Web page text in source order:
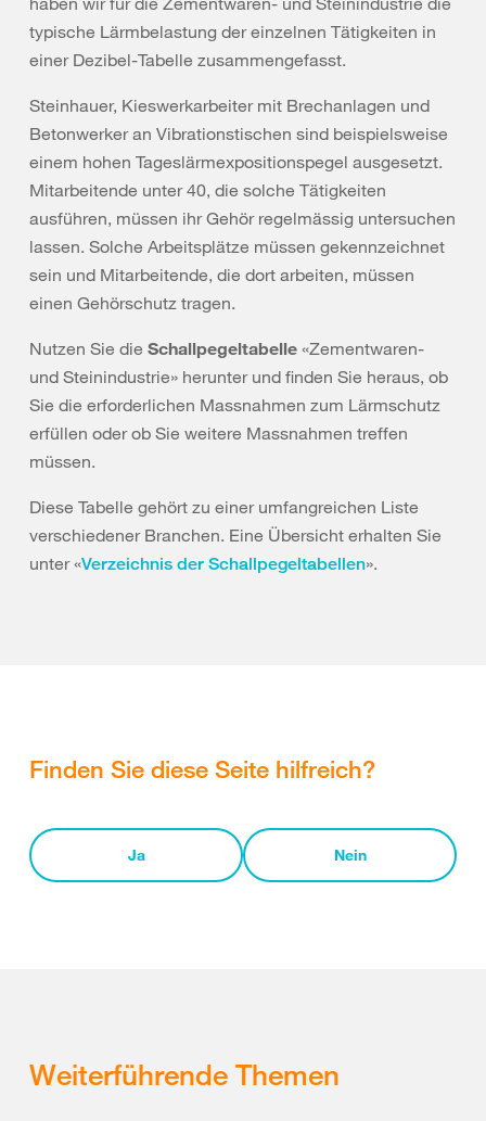
typische Lärmbelastung der einzelnen Tätigkeiten in
einer Dezibel-Tabelle zusammengefasst.
Steinhauer, Kieswerkarbeiter mit Brechanlagen und
Betonwerker an Vibrationstischen sind beispielsweise
einem hohen Tageslärmexpositionspegel ausgesetzt.
Mitarbeitende unter 40, die solche Tätigkeiten
ausführen, müssen ihr Gehör regelmässig untersuchen
lassen. Solche Arbeitsplätze müssen gekennzeichnet
sein und Mitarbeitende, die dort arbeiten, müssen
einen Gehörschutz tragen.
Nutzen Sie die Schallpegeltabelle «Zementwaren-
und Steinindustrie» herunter und finden Sie heraus, ob
Sie die erforderlichen Massnahmen zum Lärmschutz
erfüllen oder ob Sie weitere Massnahmen treffen
müssen.
Diese Tabelle gehört zu einer umfangreichen Liste
verschiedener Branchen. Eine Übersicht erhalten Sie
unter «Verzeichnis der Schallpegeltabellen».
Finden Sie diese Seite hilfreich?
Ja Nein
Weiterführende Themen